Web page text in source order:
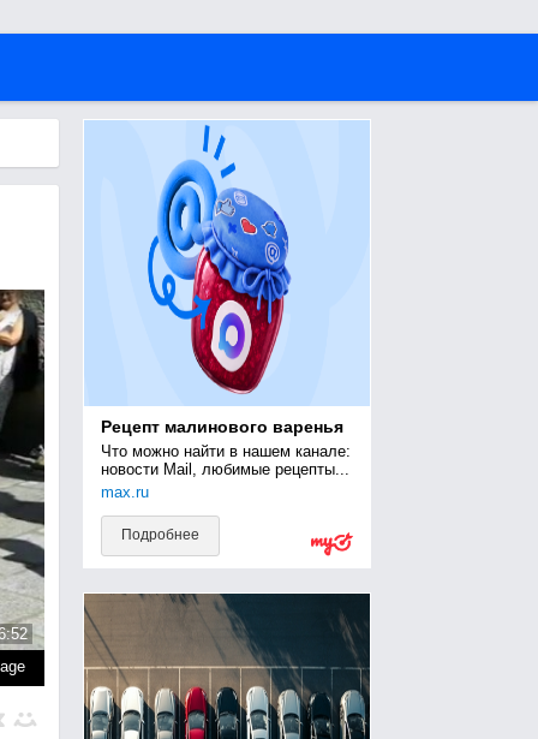
Рецепт малинового варенья
Что можно найти в нашем канале:
новости Mail, любимые рецепты...
max.ru
Подробнее